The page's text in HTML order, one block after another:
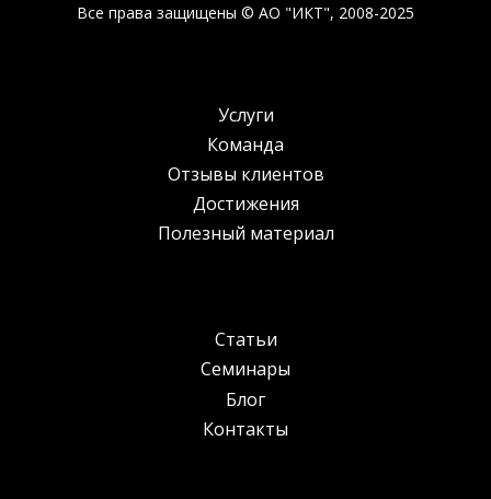
Все права защищены © АО "ИКТ", 2008-2025
Услуги
Команда
Отзывы клиентов
Достижения
Полезный материал
Статьи
Семинары
Блог
Контакты